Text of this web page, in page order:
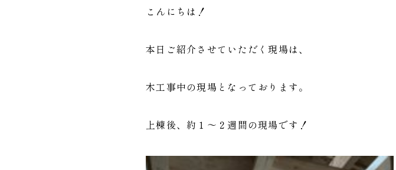
こんにちは！
本日ご紹介させていただく現場は、
木工事中の現場となっております。
上棟後、約１～２週間の現場です！